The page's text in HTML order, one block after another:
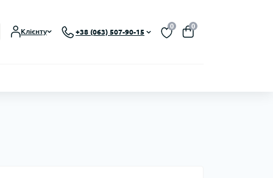
Клієнту +38 (063) 507-90-15
0 0